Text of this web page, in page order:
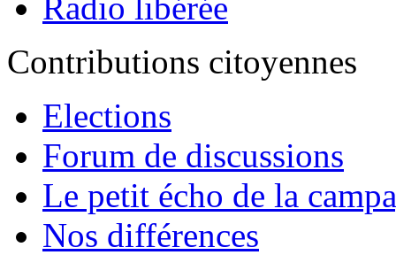
Contributions citoyennes
Elections
Forum de discussions
Le petit écho de la
Nos différences